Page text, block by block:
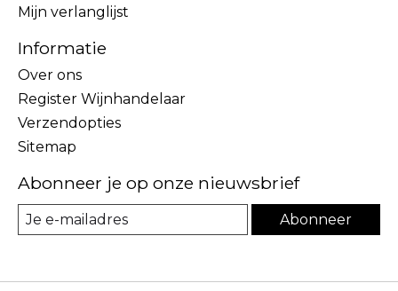
Mijn verlanglijst
Informatie
Over ons
Register Wijnhandelaar
Verzendopties
Sitemap
Abonneer je op onze nieuwsbrief
Abonneer